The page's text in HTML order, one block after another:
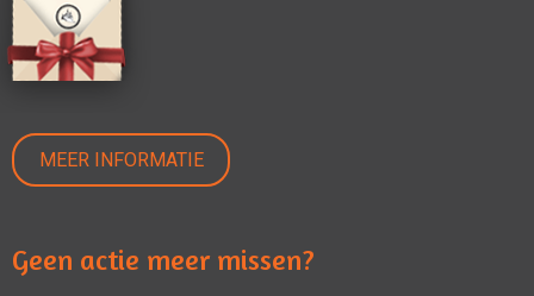
MEER INFORMATIE
Geen actie meer missen?